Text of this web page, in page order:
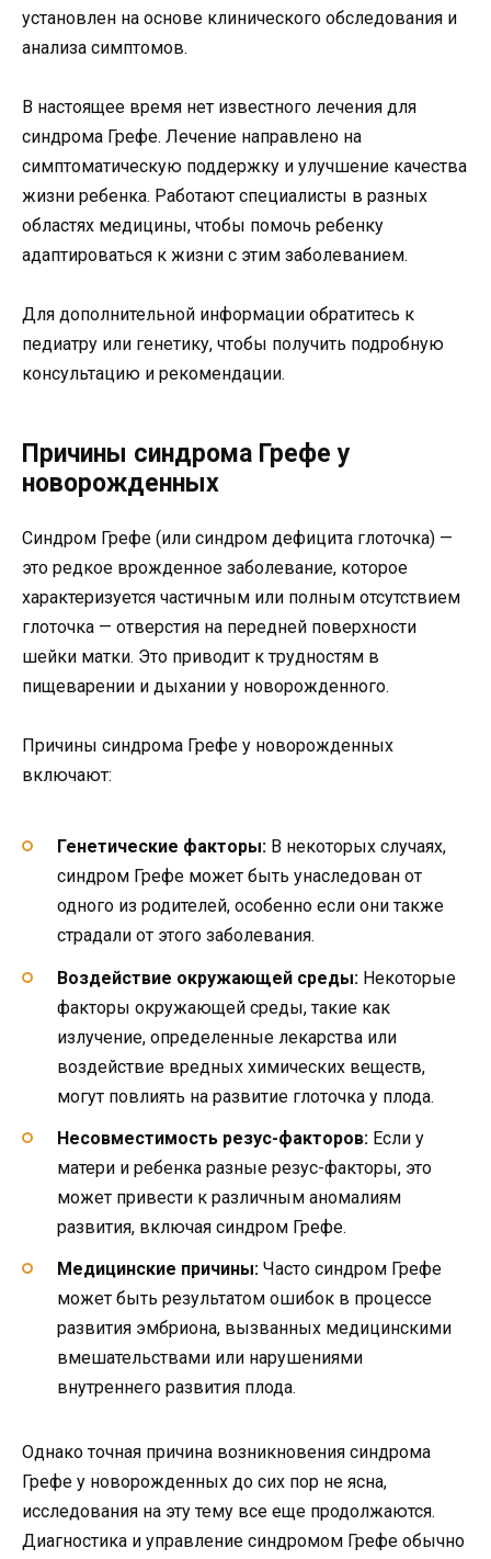
установлен на основе клинического обследования и
анализа симптомов.
В настоящее время нет известного лечения для
синдрома Грефе. Лечение направлено на
симптоматическую поддержку и улучшение качества
жизни ребенка. Работают специалисты в разных
областях медицины, чтобы помочь ребенку
адаптироваться к жизни с этим заболеванием.
Для дополнительной информации обратитесь к
педиатру или генетику, чтобы получить подробную
консультацию и рекомендации.
Причины синдрома Грефе у
новорожденных
Синдром Грефе (или синдром дефицита глоточка) —
это редкое врожденное заболевание, которое
характеризуется частичным или полным отсутствием
глоточка — отверстия на передней поверхности
шейки матки. Это приводит к трудностям в
пищеварении и дыхании у новорожденного.
Причины синдрома Грефе у новорожденных
включают:
Генетические факторы: В некоторых случаях,
синдром Грефе может быть унаследован от
одного из родителей, особенно если они также
страдали от этого заболевания.
Воздействие окружающей среды: Некоторые
факторы окружающей среды, такие как
излучение, определенные лекарства или
воздействие вредных химических веществ,
могут повлиять на развитие глоточка у плода.
Несовместимость резус-факторов: Если у
матери и ребенка разные резус-факторы, это
может привести к различным аномалиям
развития, включая синдром Грефе.
Медицинские причины: Часто синдром Грефе
может быть результатом ошибок в процессе
развития эмбриона, вызванных медицинскими
вмешательствами или нарушениями
внутреннего развития плода.
Однако точная причина возникновения синдрома
Грефе у новорожденных до сих пор не ясна,
исследования на эту тему все еще продолжаются.
Диагностика и управление синдромом Грефе обычно